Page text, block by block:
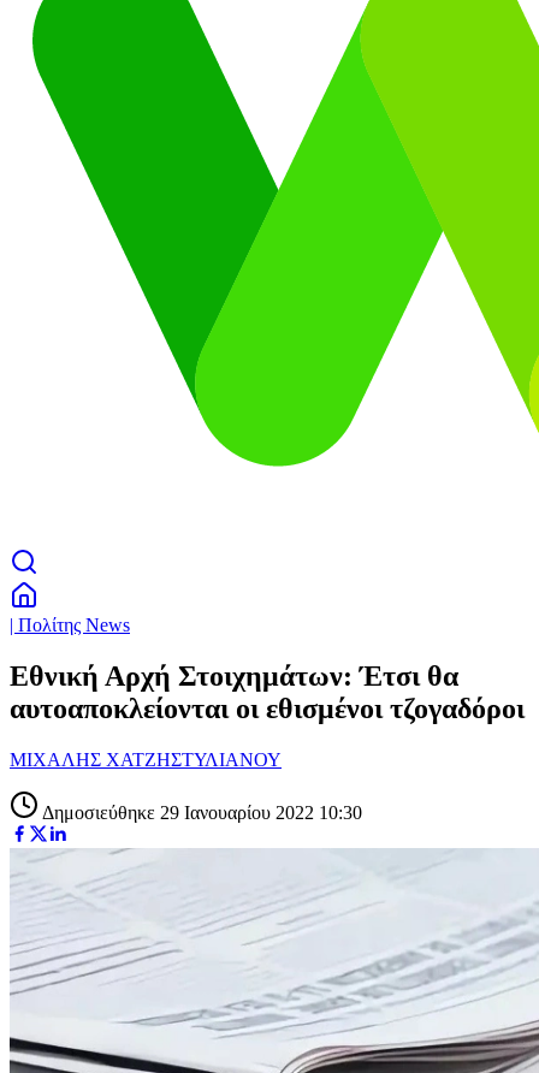
| Πολίτης News
Εθνική Αρχή Στοιχημάτων: Έτσι θα
αυτοαποκλείονται οι εθισμένοι τζογαδόροι
ΜΙΧΑΛΗΣ ΧΑΤΖΗΣΤΥΛΙΑΝΟΥ
Δημοσιεύθηκε 29 Ιανουαρίου 2022 10:30